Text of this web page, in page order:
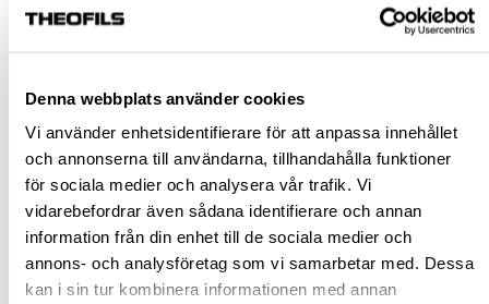
Denna webbplats använder cookies
Vi använder enhetsidentifierare för att anpassa innehållet
och annonserna till användarna, tillhandahålla funktioner
för sociala medier och analysera vår trafik. Vi
vidarebefordrar även sådana identifierare och annan
information från din enhet till de sociala medier och
annons- och analysföretag som vi samarbetar med. Dessa
kan i sin tur kombinera informationen med annan
Malmö butik Finns i lager
Stockholm butik Finns i lager
Snabba leveranser
Hämta i butik
Ledande leverantör i Sverige